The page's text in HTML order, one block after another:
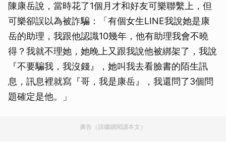
陳康岳說，當時花了1個月才和好友可樂聯繫上，但
可樂卻誤以為被詐騙：「有個女生LINE我說她是康
岳的助理，我跟他認識10幾年，他有助理我會不曉
得？我就不理她，她晚上又跟我說他被綁架了，我說
『不要騙我，我沒錢』，她叫我去看臉書的陌生訊
息，訊息裡就寫『哥，我是康岳』，我還問了3個問
題確定是他。」
廣告（請繼續閱讀本文）